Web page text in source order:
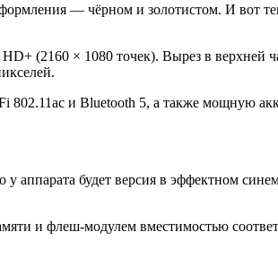
— чёрном и золотистом. И вот
(2160 × 1080 точек). Вырез в верхней
и Bluetooth 5, а также мощную
будет версия в эффектном
и флеш-модулем вместимостью